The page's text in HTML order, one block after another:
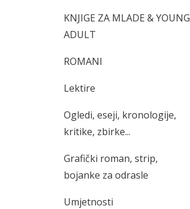
KNJIGE ZA MLADE & YOUNG
ADULT
ROMANI
Lektire
Ogledi, eseji, kronologije,
kritike, zbirke...
Grafički roman, strip,
bojanke za odrasle
Umjetnosti